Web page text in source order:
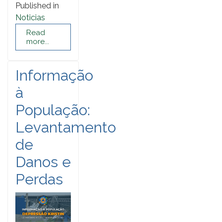
Published in
Noticias
Read
more...
Informação
à
População:
Levantamento
de
Danos e
Perdas